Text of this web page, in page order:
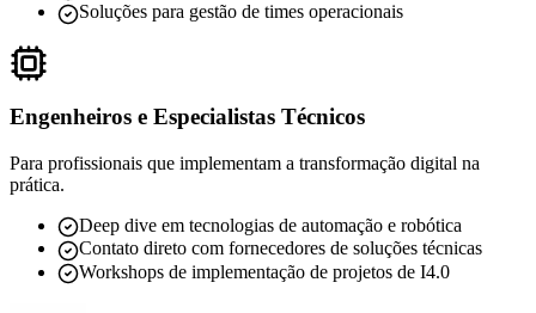
Soluções para gestão de times operacionais
Engenheiros e Especialistas Técnicos
Para profissionais que implementam a transformação digital na
prática.
Deep dive em tecnologias de automação e robótica
Contato direto com fornecedores de soluções técnicas
Workshops de implementação de projetos de I4.0